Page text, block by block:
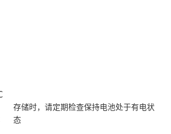
存储时，请定期检查保持电池处于有电状
态